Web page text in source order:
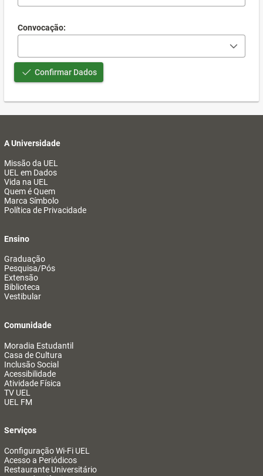
Convocação:
Confirmar Dados
A Universidade
Missão da UEL
UEL em Dados
Vida na UEL
Quem é Quem
Marca Símbolo
Política de Privacidade
Ensino
Graduação
Pesquisa/Pós
Extensão
Biblioteca
Vestibular
Comunidade
Moradia Estudantil
Casa de Cultura
Inclusão Social
Acessibilidade
Atividade Física
TV UEL
UEL FM
Serviços
Configuração Wi-Fi UEL
Acesso a Periódicos
Restaurante Universitário